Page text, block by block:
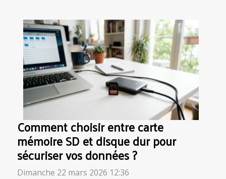
Comment choisir entre carte
mémoire SD et disque dur pour
sécuriser vos données ?
Dimanche 22 mars 2026 12:36